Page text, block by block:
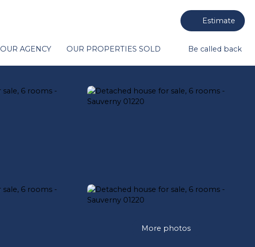
Estimate
OUR AGENCY OUR PROPERTIES SOLD Be called back
More photos